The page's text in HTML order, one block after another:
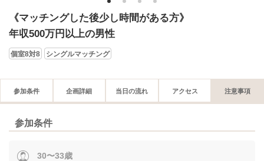
1 2 3 4
《マッチングした後少し時間がある方》
年収500万円以上の男性
個室8対8 シングルマッチング
参加条件 企画詳細 当日の流れ アクセス 注意事項
参加条件
30〜33歳